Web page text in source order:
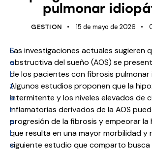
pulmonar
GESTION 15 de mayo de 2026
S
a
l
t
a
r
a
l
c
Las investigaciones actuales sugieren
obstructiva del sueño (AOS) se
de los pacientes con fibrosis pulmonar
Algunos estudios proponen que la
intermitente y los niveles elevados de
inflamatorias derivados de la AOS
progresión de la fibrosis y empeorar la
que resulta en una mayor morbilidad y
siguiente estudio que comparto